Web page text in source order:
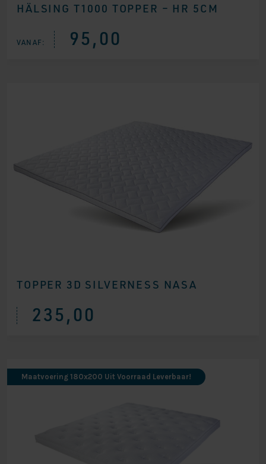
HÄLSING T1000 TOPPER – HR 5CM
VANAF: 95,00
TOPPER 3D SILVERNESS NASA
235,00
Maatvoering 180x200 Uit Voorraad Leverbaar!